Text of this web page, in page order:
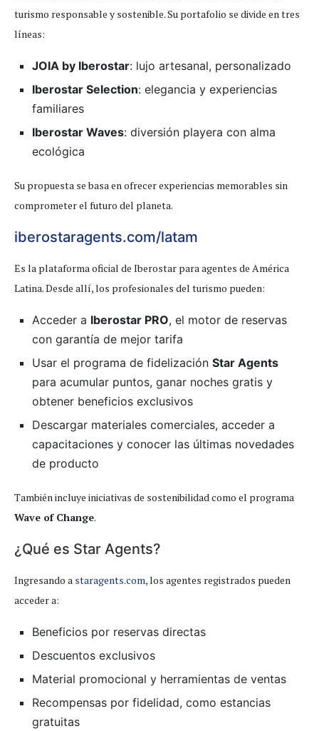
turismo responsable y sostenible. Su portafolio se divide en tres
líneas:
JOIA by Iberostar: lujo artesanal, personalizado
Iberostar Selection: elegancia y experiencias
familiares
Iberostar Waves: diversión playera con alma
ecológica
Su propuesta se basa en ofrecer experiencias memorables sin
comprometer el futuro del planeta.
iberostaragents.com/latam
Es la plataforma oficial de Iberostar para agentes de América
Latina. Desde allí, los profesionales del turismo pueden:
Acceder a Iberostar PRO, el motor de reservas
con garantía de mejor tarifa
Usar el programa de fidelización Star Agents
para acumular puntos, ganar noches gratis y
obtener beneficios exclusivos
Descargar materiales comerciales, acceder a
capacitaciones y conocer las últimas novedades
de producto
También incluye iniciativas de sostenibilidad como el programa
Wave of Change.
¿Qué es Star Agents?
Ingresando a staragents.com, los agentes registrados pueden
acceder a:
Beneficios por reservas directas
Descuentos exclusivos
Material promocional y herramientas de ventas
Recompensas por fidelidad, como estancias
gratuitas